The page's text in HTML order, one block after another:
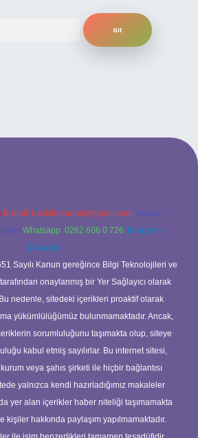
E-mail: backlinkpaneli@gmail.com Teams:
Whatsapp: 0262 606 0 726 Telegram:
@karabul
Sayılı Kanun gereğince Bilgi Teknolojileri ve
onaylanmış bir Yer Sağlayıcı olarak
nedenle, sitedeki içerikleri proaktif olarak
yükümlülüğümüz bulunmamaktadır. Ancak,
sorumluluğunu taşımakta olup, siteye
kabul etmiş sayılırlar. Bu internet sitesi,
veya şahıs şirketi ile hiçbir bağlantısı
yalnızca kendi hazırladığımız makaleler
yer alan içerikler haber niteliği taşımamakta
kişiler hakkında paylaşım yapılmamaktadır.